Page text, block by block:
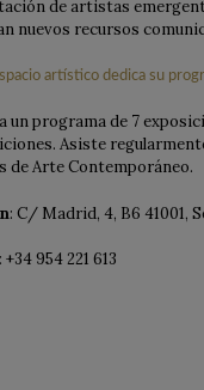
de artistas
nuevos recursos
un programa de 7
Asiste
de Arte Contemporáneo.
: C/ Madrid, 4, B6 41001,
: +34 954 221 613